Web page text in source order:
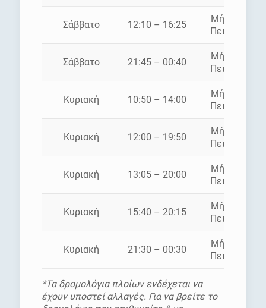
Σάββατο 12:10 – 16:25
Μήλος –
Πειραιάς
Σάββατο 21:45 – 00:40
Μήλος –
Πειραιάς
Κυριακή 10:50 – 14:00
Μήλος –
Πειραιάς
Κυριακή 12:00 – 19:50
Μήλος –
Πειραιάς
Κυριακή 13:05 – 20:00
Μήλος –
Πειραιάς
Κυριακή 15:40 – 20:15
Μήλος –
Πειραιάς
Κυριακή 21:30 – 00:30
Μήλος –
Πειραιάς
*Τα δρομολόγια πλοίων ενδέχεται να
έχουν υποστεί αλλαγές. Για να βρείτε το